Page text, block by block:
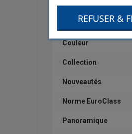
Catégorie
Qualité
Couleur
Collection
Nouveautés
Norme EuroClass
Panoramique
REFUSER &